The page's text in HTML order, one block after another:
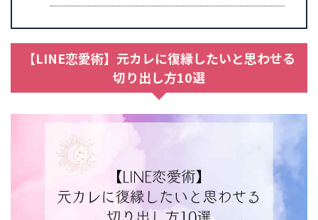
【LINE恋愛術】元カレに復縁したいと思わせる
切り出し方10選